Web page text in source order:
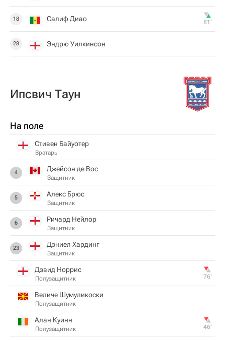
18 Салиф Диао 81‎’‎
28 Эндрю Уилкинсон
Ипсвич Таун
На поле
Стивен Байуотер
Вратарь
4 Джейсон де Вос
Защитник
5 Алекс Брюс
Защитник
6 Ричард Нейлор
Защитник
23 Дэниел Хардинг
Защитник
Дэвид Норрис
Полузащитник 76‎’‎
Величе Шумуликоски
Полузащитник
Алан Куинн
Полузащитник 46‎’‎